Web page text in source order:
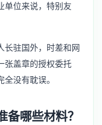
单位来说，特别友
长驻国外，时差和网
张盖章的授权委托
没有耽误。
备哪些材料？